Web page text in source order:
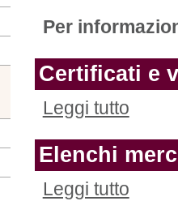
Per
Certificati e
Leggi tutto
Elenchi
Leggi tutto